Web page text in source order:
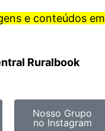
e conteúdos em
Ruralbook
Nosso Grupo
no Instagram